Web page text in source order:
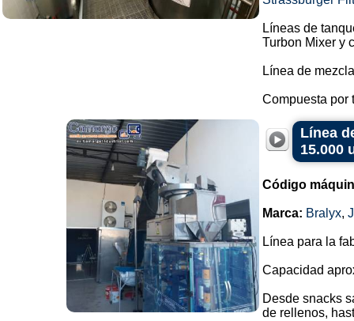
Líneas de
Turbon Mixer y
Línea de
Compuesta por
Línea
15.000
Código
Marca: Bralyx,
Línea para la
Capacidad
Desde snacks
de rellenos,